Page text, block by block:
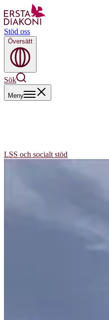
Stöd oss
Översätt
Sök
Meny
LSS och socialt stöd